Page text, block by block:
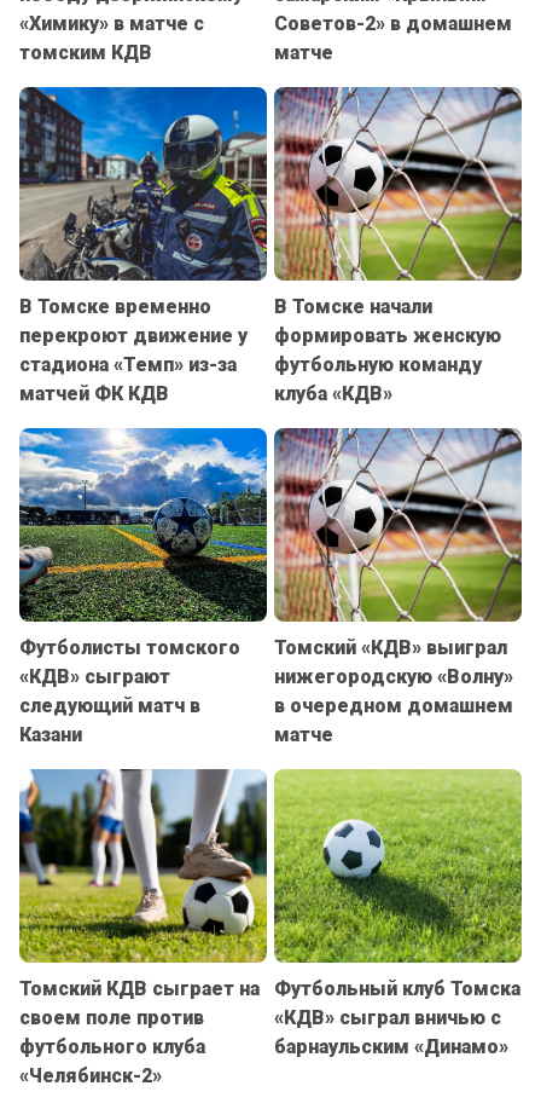
«Химику» в матче с
томским КДВ
Советов-2» в домашнем
матче
В Томске временно
перекроют движение у
стадиона «Темп» из-за
матчей ФК КДВ
В Томске начали
формировать женскую
футбольную команду
клуба «КДВ»
Футболисты томского
«КДВ» сыграют
следующий матч в
Казани
Томский «КДВ» выиграл
нижегородскую «Волну»
в очередном домашнем
матче
Томский КДВ сыграет на
своем поле против
футбольного клуба
«Челябинск-2»
Футбольный клуб Томска
«КДВ» сыграл вничью с
барнаульским «Динамо»